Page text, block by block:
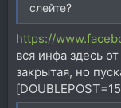
слейте?
https://
вся инфа здесь
закрытая, но